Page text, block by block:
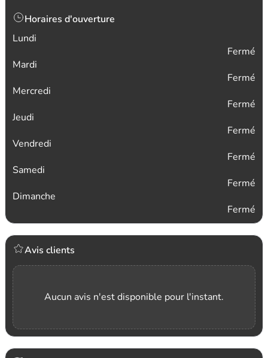
Horaires d'ouverture
Lundi
Fermé
Mardi
Fermé
Mercredi
Fermé
Jeudi
Fermé
Vendredi
Fermé
Samedi
Fermé
Dimanche
Fermé
Avis clients
Aucun avis n'est disponible pour l'instant.